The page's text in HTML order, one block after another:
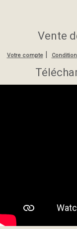
Vente
Votre compte|